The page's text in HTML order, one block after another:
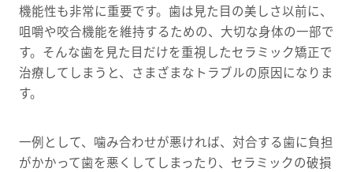
機能性も非常に重要です。歯は見た目の美しさ以前に、
咀嚼や咬合機能を維持するための、大切な身体の一部で
す。そんな歯を見た目だけを重視したセラミック矯正で
治療してしまうと、さまざまなトラブルの原因になりま
す。
一例として、噛み合わせが悪ければ、対合する歯に負担
がかかって歯を悪くしてしまったり、セラミックの破損